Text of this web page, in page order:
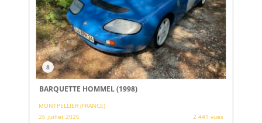
8
BARQUETTE HOMMEL (1998)
MONTPELLIER (FRANCE)
26 juillet 2026
2 441 vues